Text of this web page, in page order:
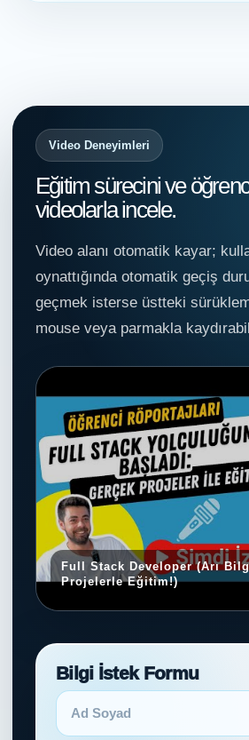
Video Deneyimleri
Eğitim sürecini ve
videolarla incele.
Video alanı otomatik kayar;
oynattığında otomatik geçiş
geçmek isterse üstteki
mouse veya parmakla
Full Stack Developer (Arı
Projelerle Eğitim!)